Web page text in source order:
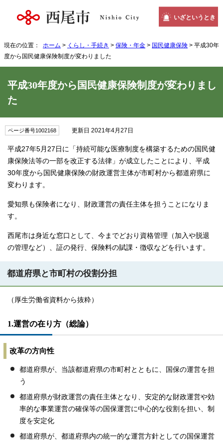
いざというとき
現在の位置： ホーム > くらし・手続き > 保険・年金 > 国民健康保険 > 平成30年
度から国民健康保険制度が変わりました
平成30年度から国民健康保険制度が変わりまし
た
ページ番号1002168 更新日 2021年4月27日
平成27年5月27日に「持続可能な医療制度を構築するための国民健
康保険法等の一部を改正する法律」が成立したことにより、平成
30年度から国民健康保険の財政運営主体が市町村から都道府県に
変わります。
愛知県も保険者になり、財政運営の責任主体を担うことになりま
す。
西尾市は身近な窓口として、今までどおり資格管理（加入や脱退
の管理など）、証の発行、保険料の賦課・徴収などを行います。
都道府県と市町村の役割分担
（厚生労働省資料から抜粋）
1.運営の在り方（総論）
改革の方向性
都道府県が、当該都道府県の市町村とともに、国保の運営を担
う
都道府県が財政運営の責任主体となり、安定的な財政運営や効
率的な事業運営の確保等の国保運営に中心的な役割を担い、制
度を安定化
都道府県が、都道府県内の統一的な運営方針としての国保運営